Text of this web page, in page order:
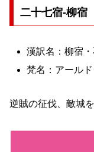
二十七宿-柳宿
漢訳名：柳宿
梵名：アール
逆賊の征伐、敵城